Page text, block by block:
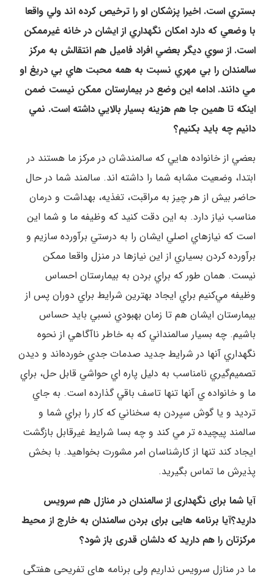
بستري است. اخيرا پزشکان او را ترخيص کرده اند ولي واقعا
با وضعي که دارد امکان نگهداري از ايشان در خانه غيرممکن
است. از سوي ديگر بعضي افراد فاميل هم انتقالش به مرکز
سالمندان را بي مهري نسبت به همه محبت هاي بي دريغ او
مي دانند. ادامه اين وضع در بيمارستان ممکن نيست ضمن
اينکه تا همين جا هم هزينه بسيار بالايي داشته است. نمي
دانيم چه بايد بکنيم؟
بعضي از خانواده هايي که سالمندشان در مرکز ما هستند در
ابتدا، وضعيت مشابه شما را داشته اند. سالمند شما در حال
حاضر بيش از هر چيز به مراقبت، تغذيه، بهداشت و درمان
مناسب نياز دارد. به اين دقت کنيد که وظيفه ما و شما اين
است که نيازهاي اصلي ايشان را به درستي برآورده سازيم و
برآورده کردن بسياري از اين نيازها در منزل واقعا ممکن
نيست. همان طور که براي بردن به بيمارستان احساس
وظيفه مي‌کنيم براي ايجاد بهترين شرايط براي دوران پس از
بيمارستان ايشان هم تا زمان بهبودي نسبي بايد حساس
باشيم. چه بسيار سالمنداني که به خاطر ناآگاهي از نحوه
نگهداري آنها در شرايط جديد صدمات جدي خورده‌اند و ديدن
تصميم‌گيري نامناسب به دليل پاره اي حواشي قابل حل، براي
ما و خانواده ي آنها تنها تاسف باقي گذارده است. به جاي
ترديد و يا گوش سپردن به سخناني که کار را براي شما و
سالمند پيچيده تر مي کند و چه بسا شرايط غيرقابل بازگشت
ايجاد کند تنها از کارشناسان امر مشورت بخواهيد. با بخش
پذیرش ما تماس بگیرید.
آیا شما برای نگهداری از سالمندان در منازل هم سرویس
دارید؟آیا برنامه هایی برای بردن سالمندان به خارج از محیط
مرکزتان را هم دارید که دلشان قدری باز شود؟
ما در منازل سرویس نداریم ولی برنامه های تفریحی هفتگی